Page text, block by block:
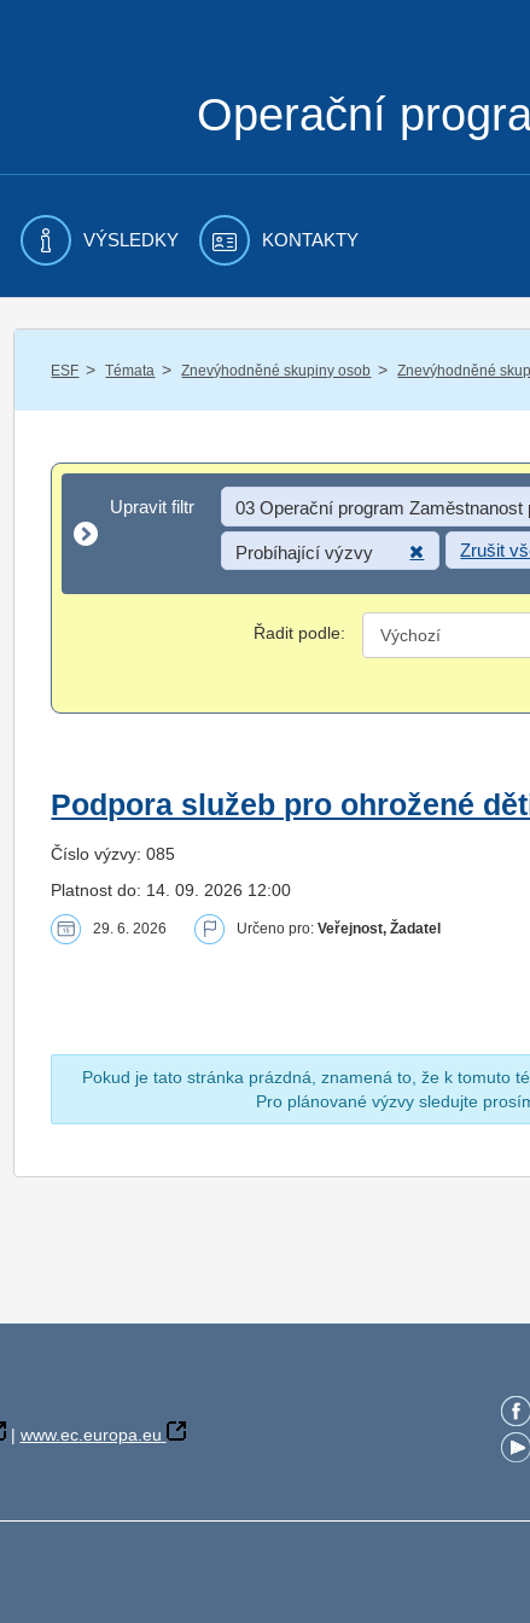
Operační
VÝSLEDKY KONTAKTY
ESF / Témata / Znevýhodněné skupiny osob / Znevýhodněné
Upravit filtr
Upravit filtr 03 Operační program Zaměstnanost
Probíhající výzvy Zrušit
Řadit podle:
Podpora služeb pro ohrožené
Číslo výzvy: 085
Platnost do: 14. 09. 2026 12:00
29. 6. 2026 Určeno pro:Veřejnost, Žadatel
Pokud je tato stránka prázdná, znamená to, že k tomuto
Pro plánované výzvy sledujte
| www.ec.europa.eu